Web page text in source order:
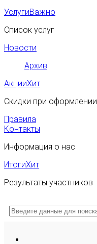
УслугиВажно
Список услуг
Новости
Архив
АкцииХит
Скидки при оформлении
Правила
Контакты
Информация о нас
ИтогиХит
Результаты участников